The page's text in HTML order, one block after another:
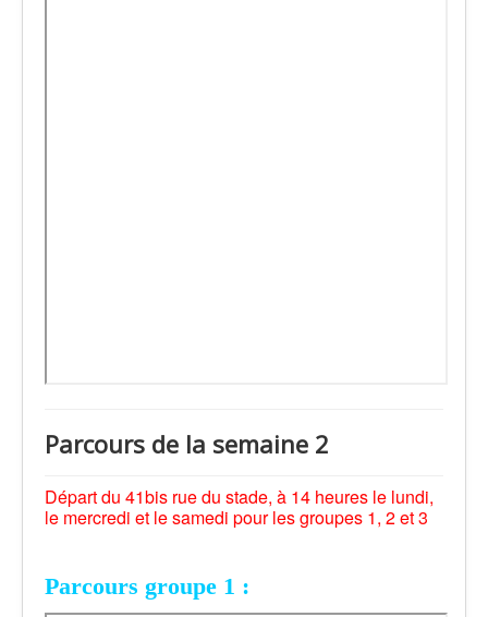
Parcours de la semaine 2
Départ du 41bis rue du stade, à 14 heures le lundi,
le mercredi et le samedi pour les groupes 1, 2 et 3
Parcours groupe 1 :